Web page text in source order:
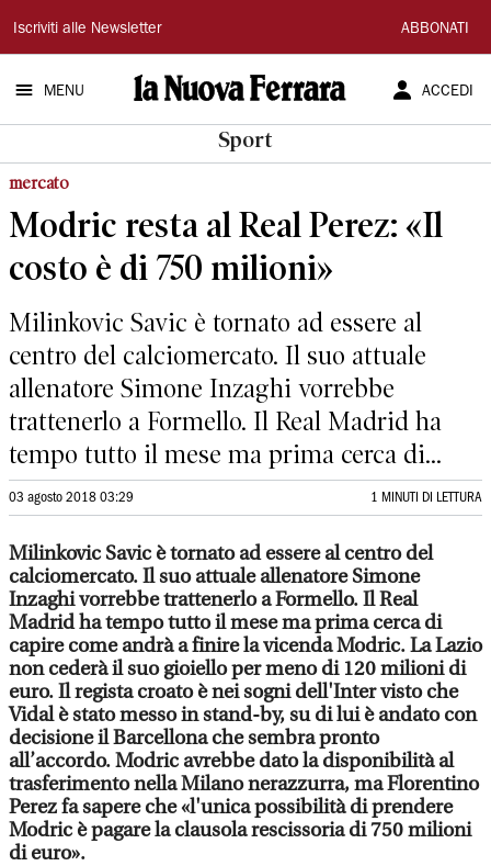
La
Nuova
Ferrara
Iscriviti alle Newsletter ABBONATI
MENU ACCEDI
Sport
mercato
Modric resta al Real Perez: «Il
costo è di 750 milioni»
Milinkovic Savic è tornato ad essere al
centro del calciomercato. Il suo attuale
allenatore Simone Inzaghi vorrebbe
trattenerlo a Formello. Il Real Madrid ha
tempo tutto il mese ma prima cerca di...
03 agosto 2018 03:29 1 MINUTI DI LETTURA
Milinkovic Savic è tornato ad essere al centro del
calciomercato. Il suo attuale allenatore Simone
Inzaghi vorrebbe trattenerlo a Formello. Il Real
Madrid ha tempo tutto il mese ma prima cerca di
capire come andrà a finire la vicenda Modric. La Lazio
non cederà il suo gioiello per meno di 120 milioni di
euro. Il regista croato è nei sogni dell'Inter visto che
Vidalè stato messo in stand-by, su di lui è andato con
decisione il Barcellona che sembra pronto
all’accordo. Modric avrebbe dato la disponibilità al
trasferimento nella Milano nerazzurra, ma Florentino
Perez fa sapere che «l'unica possibilità di prendere
Modric è pagare la clausola rescissoria di 750 milioni
di euro».